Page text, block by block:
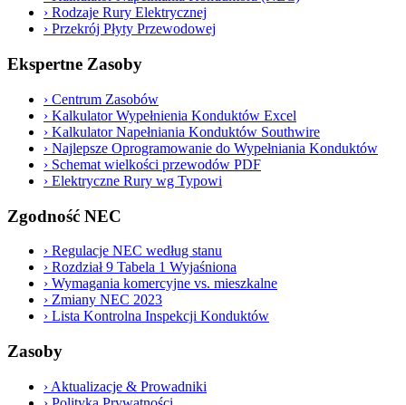
› Rodzaje Rury Elektrycznej
› Przekrój Płyty Przewodowej
Ekspertne Zasoby
› Centrum Zasobów
› Kalkulator Wypełnienia Konduktów Excel
› Kalkulator Napełniania Konduktów Southwire
› Najlepsze Oprogramowanie do Wypełniania Konduktów
› Schemat wielkości przewodów PDF
› Elektryczne Rury wg Typowi
Zgodność NEC
› Regulacje NEC według stanu
› Rozdział 9 Tabela 1 Wyjaśniona
› Wymagania komercyjne vs. mieszkalne
› Zmiany NEC 2023
› Lista Kontrolna Inspekcji Konduktów
Zasoby
› Aktualizacje & Prowadniki